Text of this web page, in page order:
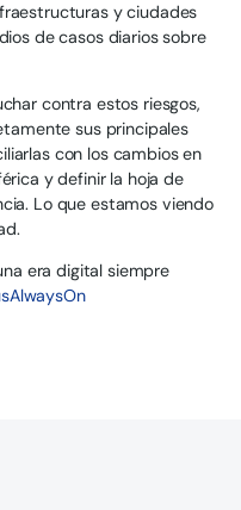
y ciudades
de casos diarios sobre
contra estos riesgos,
sus principales
con los cambios en
y definir la hoja de
Lo que estamos viendo
era digital siempre